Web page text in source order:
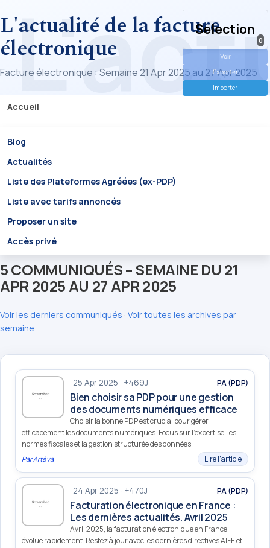
L'actualité de la facture
électronique
Facture électronique : Semaine 21 Apr 2025 au 27 Apr 2025
Accueil
Blog
Actualités
Liste des Plateformes Agréées (ex-PDP)
Liste avec tarifs annoncés
Proposer un site
Accès privé
Selection
0
Voir
Exporter
Importer
5 COMMUNIQUÉS – SEMAINE DU 21
APR 2025 AU 27 APR 2025
Voir les derniers communiqués · Voir toutes les archives par
semaine
25 Apr 2025 · +469J PA (PDP)
Bien choisir sa PDP pour une gestion
des documents numériques efficace
Choisir la bonne PDP est crucial pour gérer
efficacement les documents numériques. Focus sur l'expertise, les
normes fiscales et la gestion structurée des données.
ParArtéva Lire l’article
24 Apr 2025 · +470J PA (PDP)
Facturation électronique en France :
Les dernières actualités. Avril 2025
Avril 2025, la facturation électronique en France
évolue rapidement. Restez à jour avec les dernières directives AIFE et